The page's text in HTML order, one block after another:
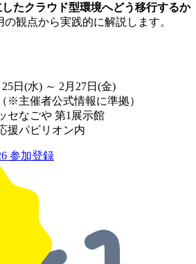
たクラウド型環境へどう移行するか
観点から実践的に解説します。
日(水) ～ 2月27日(金)
※主催者公式情報に準拠）
セなごや 第1展示館
援パビリオン内
参加登録